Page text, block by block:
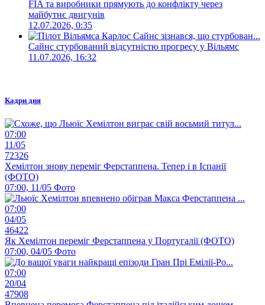
FIA та виробники прямують до конфлікту через
майбутнє двигунів
12.07.2026, 0:35
Сайнс стурбований відсутністю прогресу у Вільямс
11.07.2026, 16:32
Кадри дня
07:00
11/05
72326
Хемілтон знову переміг Ферстаппена. Тепер і в Іспанії
(ФОТО)
07:00, 11/05 Фото
07:00
04/05
46422
Як Хемілтон переміг Ферстаппена у Португалії (ФОТО)
07:00, 04/05 Фото
07:00
20/04
47908